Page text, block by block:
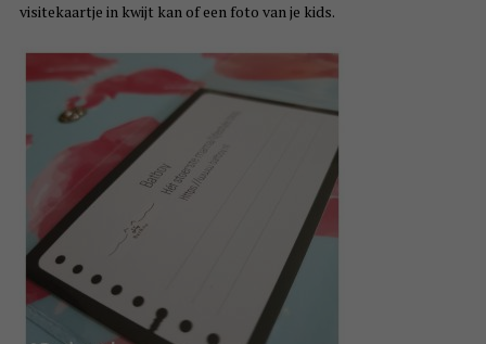
visitekaartje in kwijt kan of een foto van je kids.